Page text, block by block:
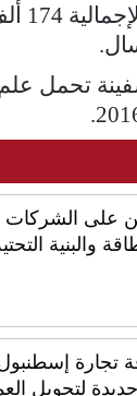
وتبلغ
تحمل
على الشركات
والبنية
تجارة
لتحويل